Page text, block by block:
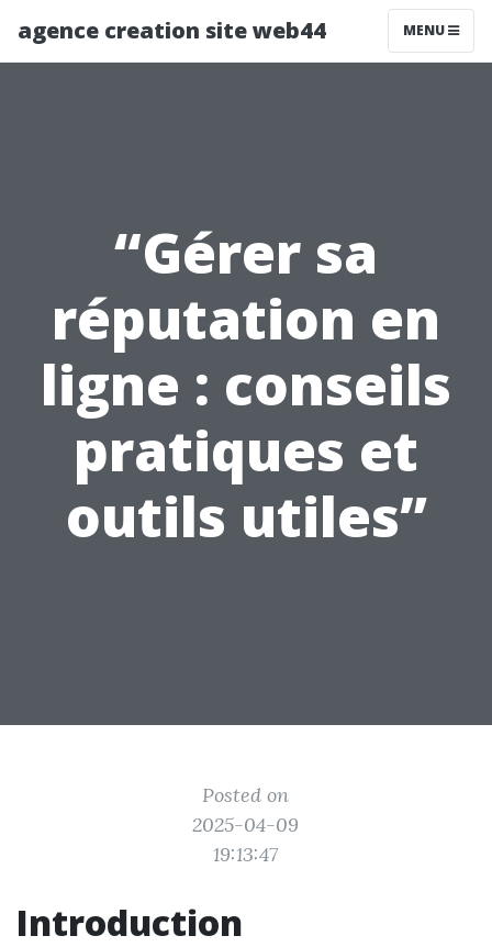
agence creation site web44 MENU
“Gérer sa
réputation en
ligne : conseils
pratiques et
outils utiles”
Posted on
2025-04-09
19:13:47
Introduction